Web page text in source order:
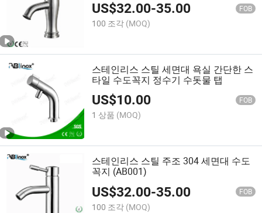
US$32.00-35.00 FOB
100 조각 (MOQ)
스테인리스 스틸 세면대 욕실 간단한 스
타일 수도꼭지 정수기 수돗물 탭
US$10.00 FOB
1 상품 (MOQ)
스테인리스 스틸 주조 304 세면대 수도
꼭지 (AB001)
US$32.00-35.00 FOB
100 조각 (MOQ)